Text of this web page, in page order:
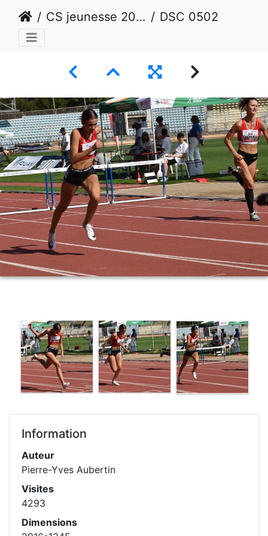
CS jeunesse 2024 - Lausanne DSC 0502
Information
Auteur
Pierre-Yves Aubertin
Visites
4293
Dimensions